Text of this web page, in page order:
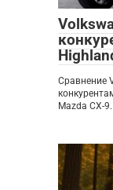
Сравнение
Mazda CX-9.